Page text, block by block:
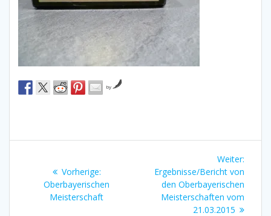
by
Vorherige:Vorheriger
Beitrag:
Oberbayerischen
Meisterschaft
Weiter:
Ergebnisse/Bericht von
den Oberbayerischen
Meisterschaften vom
21.03.2015